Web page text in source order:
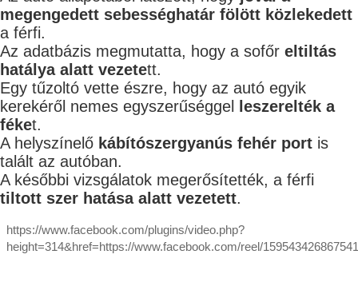
megengedett sebességhatár fölött közlekedett
a férfi.
Az adatbázis megmutatta, hogy a sofőr eltiltás
hatálya alatt vezetett.
Egy tűzoltó vette észre, hogy az autó egyik
kerekéről nemes egyszerűséggel
leszerelték a
féket.
A helyszínelő kábítószergyanús fehér port is
talált az autóban.
A későbbi vizsgálatok megerősítették, a férfi
tiltott szer hatása alatt vezetett.
https://www.facebook.com/plugins/video.php?
height=314&href=https://www.facebook.com/reel/